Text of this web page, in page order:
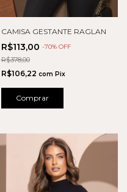
CAMISA GESTANTE RAGLAN
R$113,00 -70% OFF
R$378,00
R$106,22 com Pix
Comprar